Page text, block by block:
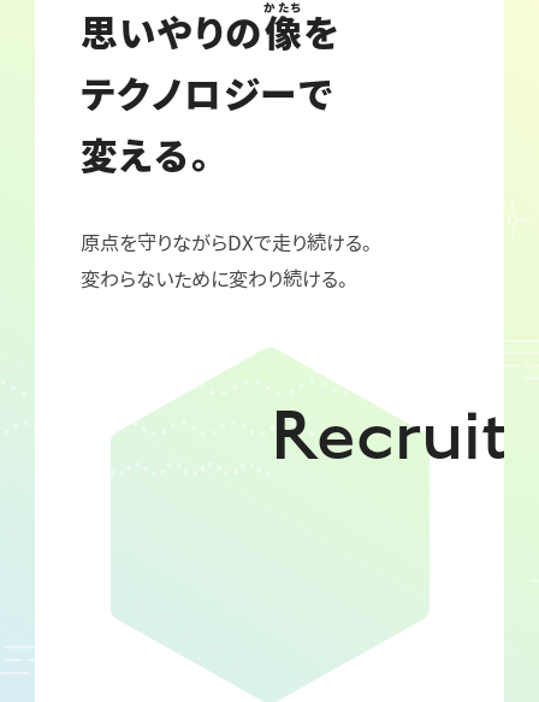
思いやりの像
かたち
を
テクノロジーで
変える。
原点を守りながらDXで走り続ける。
変わらないために変わり続ける。
Recruit